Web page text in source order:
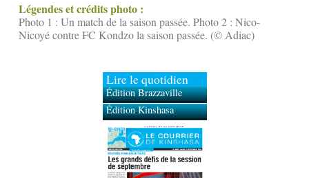
Légendes et crédits photo :
Photo 1 : Un match de la saison passée. Photo 2 : Nico-
Nicoyé contre FC Kondzo la saison passée. (© Adiac)
Lire le quotidien
Édition Brazzaville
Édition Kinshasa